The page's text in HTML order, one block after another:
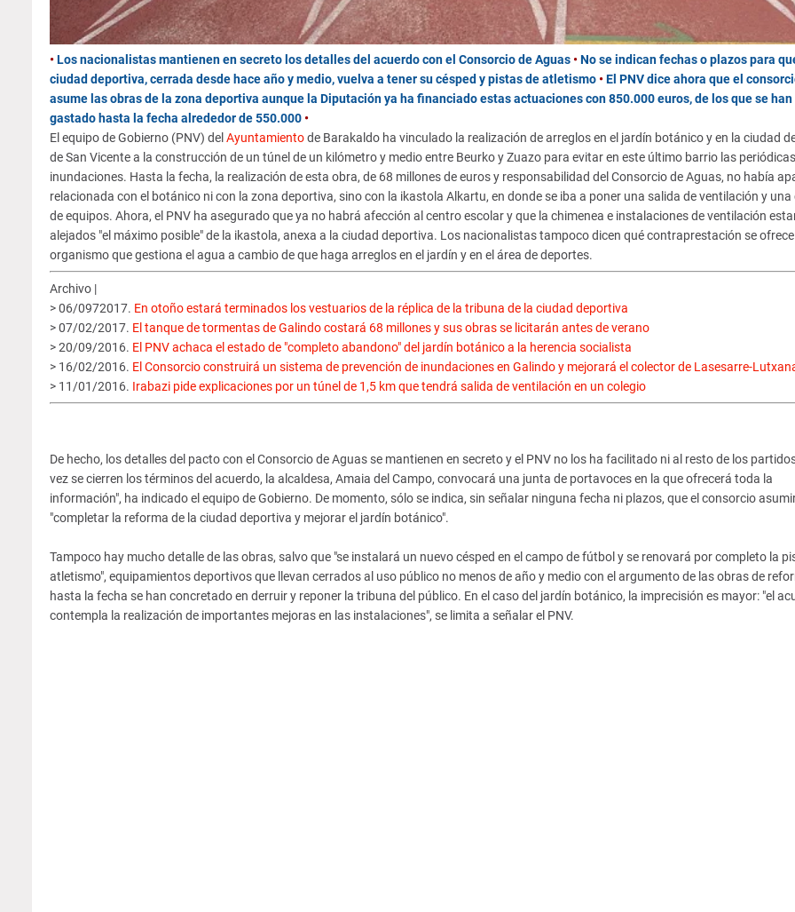
•Los nacionalistas mantienen en secreto los detalles del acuerdo con el Consorcio de Aguas •No se indican fechas o plazos para
ciudad deportiva, cerrada desde hace año y medio, vuelva a tener su césped y pistas de atletismo •El PNV dice ahora que el
asume las obras de la zona deportiva aunque la Diputación ya ha financiado estas actuaciones con850.000 euros, de los que se han
gastado hasta la fecha alrededor de 550.000 •
El equipo de Gobierno (PNV) del Ayuntamientode Barakaldo ha vinculado la realización de arreglos en el jardín botánico y en la ciudad
de San Vicente a la construcción de un túnel de un kilómetro y medio entre Beurko y Zuazo para evitar en este último barrio las periódicas
inundaciones. Hasta la fecha, la realización de esta obra, de 68 millones de euros y responsabilidad del Consorcio de Aguas, no había
relacionada con el botánico ni con la zona deportiva, sino con la ikastola Alkartu, en donde se iba a poner una salida de ventilación y una
de equipos. Ahora, el PNV ha asegurado que ya no habrá afección al centro escolar y que la chimenea e instalaciones de ventilación
alejados "el máximo posible" de la ikastola, anexa a la ciudad deportiva. Los nacionalistas tampoco dicen qué contraprestación se ofrece
organismo que gestiona el agua a cambio de que haga arreglos en el jardín y en el área de deportes.
Archivo |
> 06/0972017. En otoño estará terminados los vestuarios de la réplica de la tribuna de la ciudad deportiva
> 07/02/2017. El tanque de tormentas de Galindo costará 68 millones y sus obras se licitarán antes de verano
> 20/09/2016. El PNV achaca el estado de "completo abandono" del jardín botánico a la herencia socialista
> 16/02/2016. El Consorcio construirá un sistema de prevención de inundaciones en Galindo y mejorará el colector de Lasesarre-
> 11/01/2016. Irabazi pide explicaciones por un túnel de 1,5 km que tendrá salida de ventilación en un colegio
De hecho, los detalles del pacto con el Consorcio de Aguas se mantienen en secreto y el PNV no los ha facilitado ni al resto de los
vez se cierren los términos del acuerdo, la alcaldesa, Amaia del Campo, convocará una junta de portavoces en la que ofrecerá toda la
información", ha indicado el equipo de Gobierno. De momento, sólo se indica, sin señalar ninguna fecha ni plazos, que el consorcio
"completar la reforma de la ciudad deportiva y mejorar el jardín botánico".
Tampoco hay mucho detalle de las obras, salvo que "se instalará un nuevo césped en el campo de fútbol y se renovará por completo la
atletismo", equipamientos deportivos que llevan cerrados al uso público no menos de año y medio con el argumento de las obras de
hasta la fecha se han concretado en derruir y reponer la tribuna del público. En el caso del jardín botánico, la imprecisión es mayor: "el
contempla la realización de importantes mejoras en las instalaciones", se limita a señalar el PNV.